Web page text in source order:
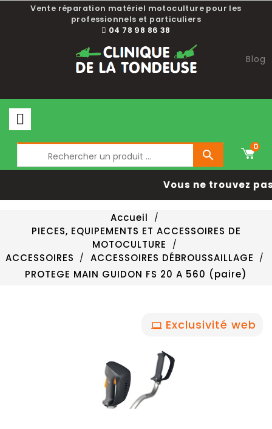
Vente réparation matériel motoculture pour les
professionnels et particuliers
04 78 98 86 38
Blog

0
Vous ne trouvez
Accueil
PIECES, EQUIPEMENTS ET ACCESSOIRES DE
MOTOCULTURE
ACCESSOIRES
ACCESSOIRES DÉBROUSSAILLAGE
PROTEGE MAIN GUIDON FS 20 A 560 (paire)
Exclusivité web